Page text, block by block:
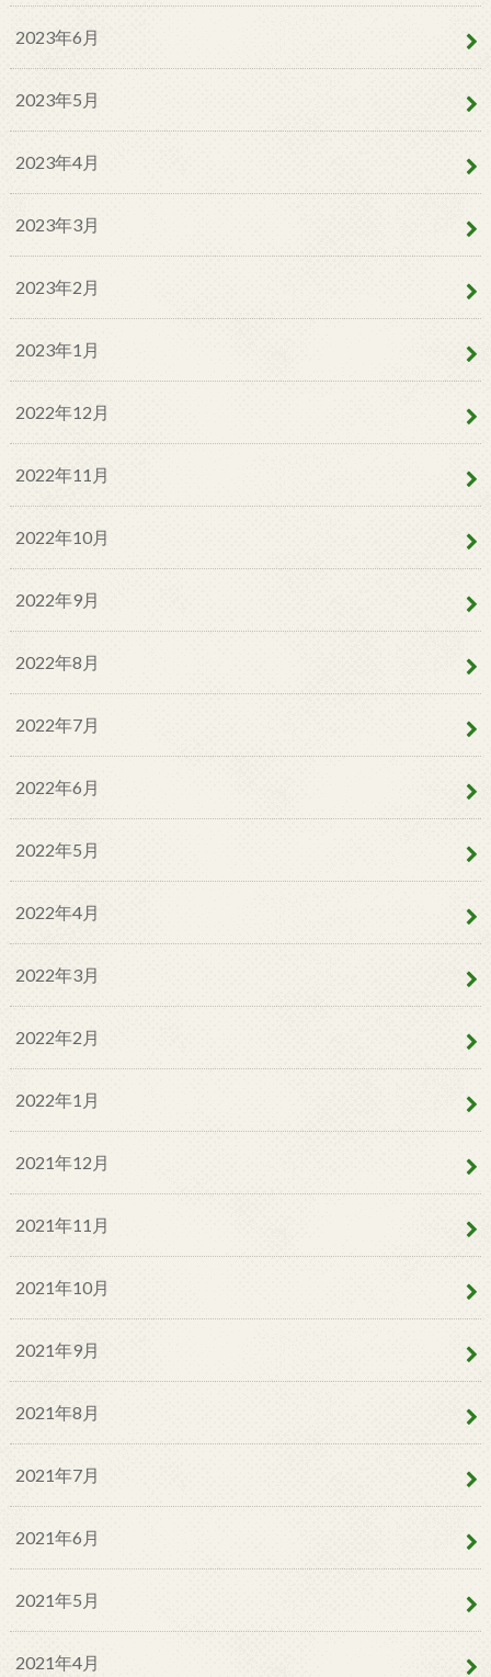
2023年6月
2023年5月
2023年4月
2023年3月
2023年2月
2023年1月
2022年12月
2022年11月
2022年10月
2022年9月
2022年8月
2022年7月
2022年6月
2022年5月
2022年4月
2022年3月
2022年2月
2022年1月
2021年12月
2021年11月
2021年10月
2021年9月
2021年8月
2021年7月
2021年6月
2021年5月
2021年4月